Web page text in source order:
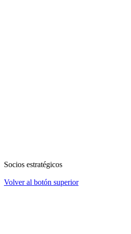
Socios estratégicos
Volver al botón superior